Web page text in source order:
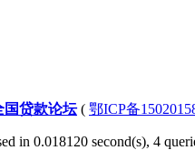
国贷款论坛( 鄂ICP备
in 0.018120 second(s), 4